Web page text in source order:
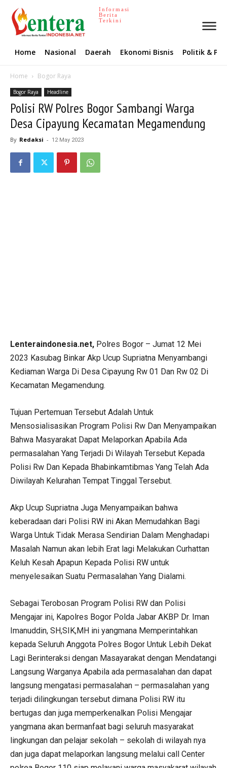
Informasi
Berita
Terkini
Home Nasional Daerah Ekonomi Bisnis Politik &
Home Bogor Raya
Bogor Raya Headline
Polisi RW Polres Bogor Sambangi Warga
Desa Cipayung Kecamatan Megamendung
By Redaksi - 12 May 2023
Lenteraindonesia.net, Polres Bogor – Jumat 12 Mei
2023 Kasubag Binkar Akp Ucup Supriatna Menyambangi
Kediaman Warga Di Desa Cipayung Rw 01 Dan Rw 02 Di
Kecamatan Megamendung.
Tujuan Pertemuan Tersebut Adalah Untuk
Mensosialisasikan Program Polisi Rw Dan Menyampaikan
Bahwa Masyarakat Dapat Melaporkan Apabila Ada
permasalahan Yang Terjadi Di Wilayah Tersebut Kepada
Polisi Rw Dan Kepada Bhabinkamtibmas Yang Telah Ada
Diwilayah Kelurahan Tempat Tinggal Tersebut.
Akp Ucup Supriatna Juga Menyampaikan bahwa
keberadaan dari Polisi RW ini Akan Memudahkan Bagi
Warga Untuk Tidak Merasa Sendirian Dalam Menghadapi
Masalah Namun akan lebih Erat lagi Melakukan Curhattan
Keluh Kesah Apapun Kepada Polisi RW untuk
menyelesaikan Suatu Permasalahan Yang Dialami.
Sebagai Terobosan Program Polisi RW dan Polisi
Mengajar ini, Kapolres Bogor Polda Jabar AKBP Dr. Iman
Imanuddin, SH,SIK,MH ini yangmana Memperintahkan
kepada Seluruh Anggota Polres Bogor Untuk Lebih Dekat
Lagi Berinteraksi dengan Masayarakat dengan Mendatangi
Langsung Warganya Apabila ada permasalahan dan dapat
langsung mengatasi permasalahan – permasalahan yang
terjadi dilingkungan tersebut dimana Polisi RW itu
bertugas dan juga memperkenalkan Polisi Mengajar
yangmana akan bermanfaat bagi seluruh masyarakat
lingkungan dan pelajar sekolah – sekolah di wilayah nya
dan juga dapat melaporkan langsung melalui call Center